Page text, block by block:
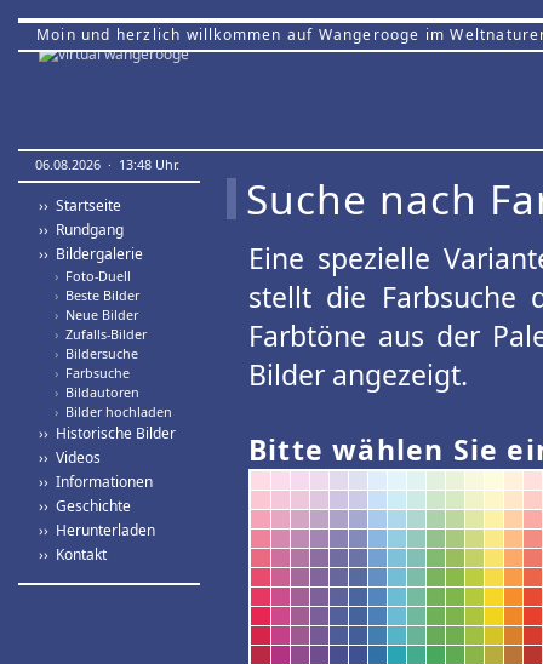
Moin und herzlich willkommen auf Wangerooge im
06.08.2026 · 13:48 Uhr.
›› Startseite
›› Rundgang
›› Bildergalerie
› Foto-Duell
› Beste Bilder
› Neue Bilder
› Zufalls-Bilder
› Bildersuche
› Farbsuche
› Bildautoren
› Bilder hochladen
›› Historische Bilder
›› Videos
›› Informationen
›› Geschichte
›› Herunterladen
›› Kontakt
Suche nach
Eine spezielle
stellt die Farbsuche
Farbtöne aus der
Bilder angezeigt.
Bitte wählen Sie